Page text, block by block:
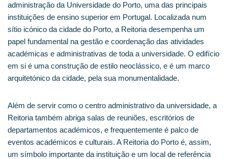
administração da Universidade do Porto, uma das principais
instituições de ensino superior em Portugal. Localizada num
sítio icónico da cidade do Porto, a Reitoria desempenha um
papel fundamental na gestão e coordenação das atividades
académicas e administrativas de toda a universidade. O edifício
em si é uma construção de estilo neoclássico, e é um marco
arquitetónico da cidade, pela sua monumentalidade.
Além de servir como o centro administrativo da universidade, a
Reitoria também abriga salas de reuniões, escritórios de
departamentos académicos, e frequentemente é palco de
eventos académicos e culturais. A Reitoria do Porto é, assim,
um símbolo importante da instituição e um local de referência